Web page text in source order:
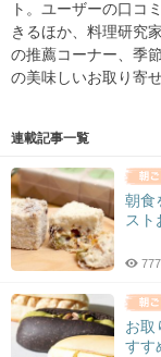
ト。ユーザーの口コ
きるほか、料理研究
の推薦コーナー、季
の美味しいお取り寄
連載記事一覧
朝食
スト
お取
すす